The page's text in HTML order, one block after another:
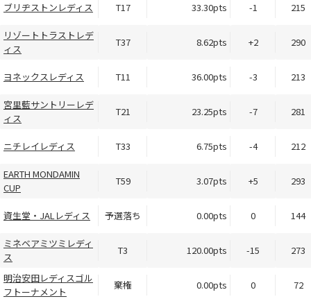
ブリヂストンレディス T17 33.30pts -1 215
リゾートトラストレデ
ィス
T37 8.62pts +2 290
ヨネックスレディス T11 36.00pts -3 213
宮里藍サントリーレデ
ィス
T21 23.25pts -7 281
ニチレイレディス T33 6.75pts -4 212
EARTH MONDAMIN
CUP
T59 3.07pts +5 293
資生堂・JALレディス 予選落ち 0.00pts 0 144
ミネベアミツミレディ
ス
T3 120.00pts -15 273
明治安田レディスゴル
フトーナメント
棄権 0.00pts 0 72